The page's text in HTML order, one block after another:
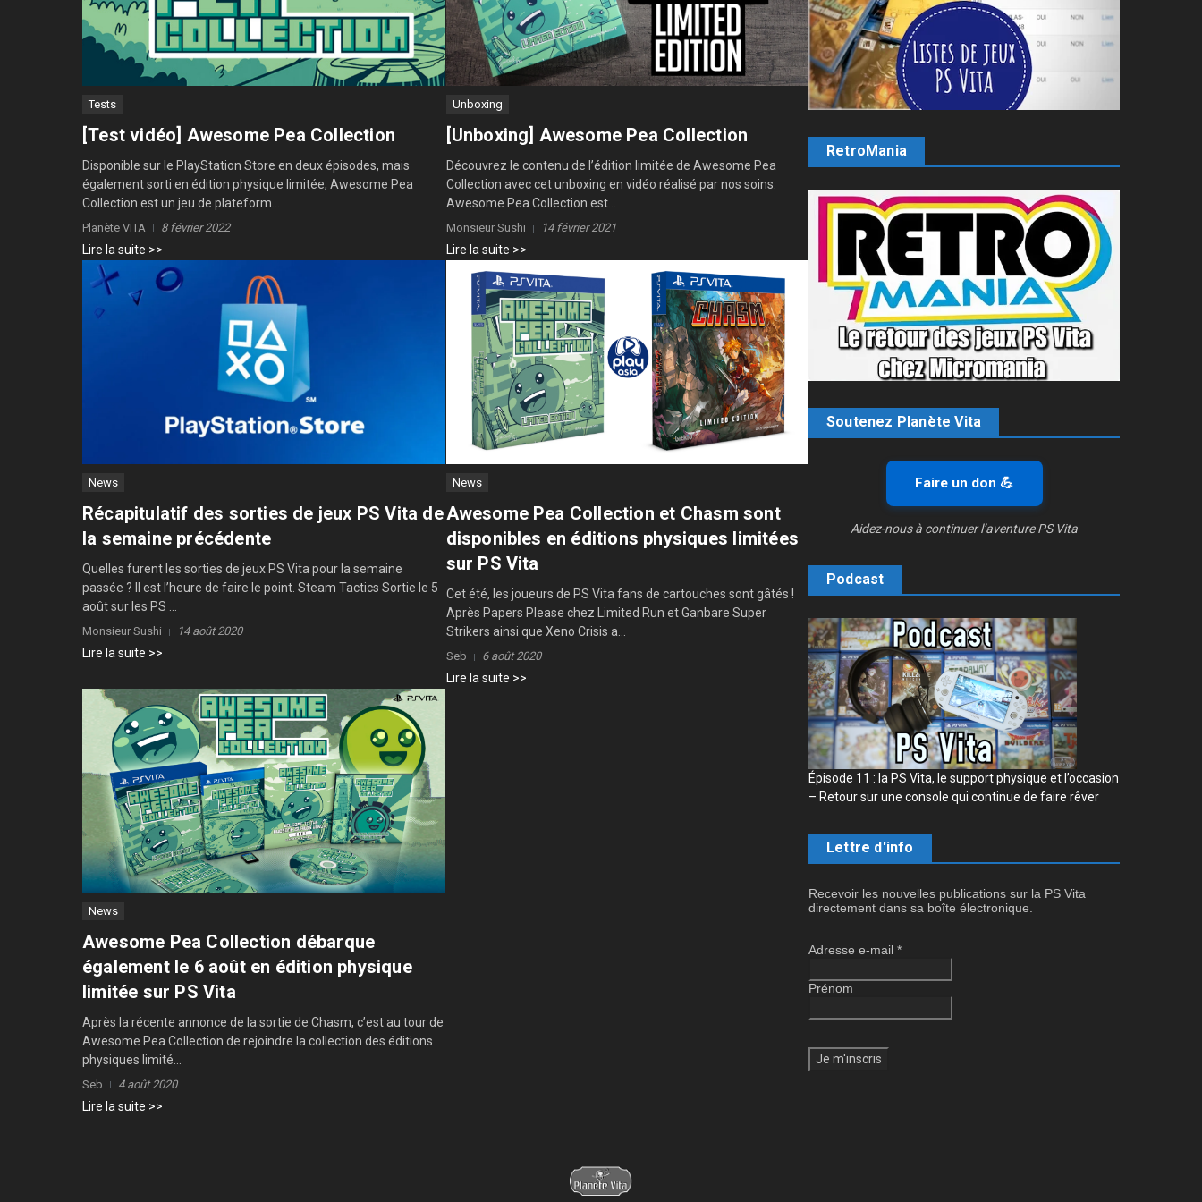
Tests
[Test vidéo] Awesome Pea Collection
Disponible sur le PlayStation Store en deux épisodes, mais
également sorti en édition physique limitée, Awesome Pea
Collection est un jeu de plateform...
Planète VITA 8 février 2022
Lire la suite >>
Unboxing
[Unboxing] Awesome Pea Collection
Découvrez le contenu de l’édition limitée de Awesome Pea
Collection avec cet unboxing en vidéo réalisé par nos soins.
Awesome Pea Collection est...
Monsieur Sushi 14 février 2021
Lire la suite >>
News
Récapitulatif des sorties de jeux PS Vita de
la semaine précédente
Quelles furent les sorties de jeux PS Vita pour la semaine
passée ? Il est l’heure de faire le point. Steam Tactics Sortie le 5
août sur les PS ...
Monsieur Sushi 14 août 2020
Lire la suite >>
News
Awesome Pea Collection et Chasm sont
disponibles en éditions physiques limitées
sur PS Vita
Cet été, les joueurs de PS Vita fans de cartouches sont gâtés !
Après Papers Please chez Limited Run et Ganbare Super
Strikers ainsi que Xeno Crisis a...
Seb 6 août 2020
Lire la suite >>
News
Awesome Pea Collection débarque
également le 6 août en édition physique
limitée sur PS Vita
Après la récente annonce de la sortie de Chasm, c’est au tour de
Awesome Pea Collection de rejoindre la collection des éditions
physiques limité...
Seb 4 août 2020
Lire la suite >>
RetroMania
Soutenez Planète Vita
Faire un don 💪
Aidez-nous à continuer l’aventure PS Vita
Podcast
Épisode 11 : la PS Vita, le support physique et l’occasion
– Retour sur une console qui continue de faire rêver
Lettre d'info
Recevoir les nouvelles publications sur la PS Vita
directement dans sa boîte électronique.
Adresse e-mail *
Prénom